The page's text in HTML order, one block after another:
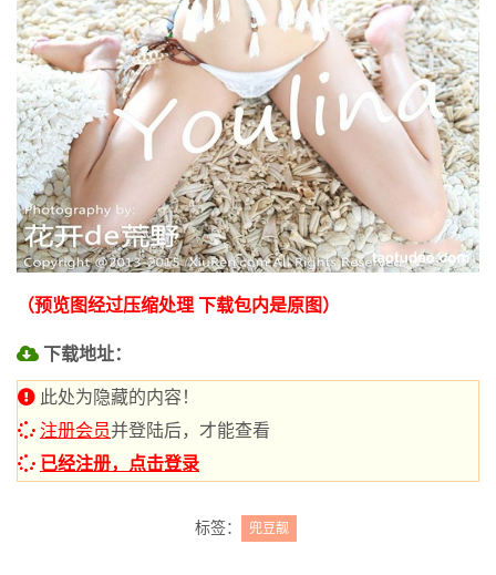
（预览图经过压缩处理 下载包内是原图）
下载地址：
此处为隐藏的内容！
注册会员并登陆后，才能查看
已经注册，点击登录
标签： 兜豆靓